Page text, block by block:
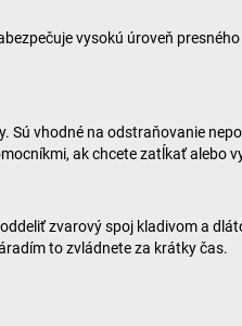
vysokú úroveň
vhodné na odstraňovanie
ak chcete zatĺkať alebo
zvarový spoj kladivom a
to zvládnete za krátky čas.